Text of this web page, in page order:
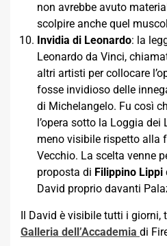
non avrebbe avuto
scolpire anche quel
Invidia di Leonardo: la
Leonardo da Vinci,
altri artisti per collocare
fosse invidioso delle
di Michelangelo. Fu così
l’opera sotto la Loggia
meno visibile rispetto alla
Vecchio. La scelta venne
proposta di Filippino Lippi
David proprio davanti
Il David è visibile tutti i
Galleria dell’Accademia di